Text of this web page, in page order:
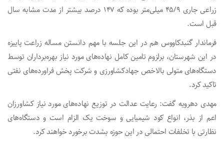
زراعی جاری ۴۵/۹ میلی‌متر بوده که ۱۴۷ درصد بیشتر از مدت مشابه سال
قبل است.
فرماندار گنبدکاووس هم در این جلسه با مهم دانستن مساله زراعت پاییزه
در این شهرستان، برلزوم تامین کامل نهاده‌های مورد نیاز بهره‌برداران توسط
دستگاه‌های متولی بالاخص جهادکشاورزی و شرکت پخش فراورده‌های نفتی
تاکید کرد.
مهدی دهرویه گفت: رعایت عدالت در توزیع نهاده‌های مورد نیاز کشاورزان
اعم از بذر، انواع کود شیمیایی و سوخت یک الزام است و دستگاه‌های
نظارتی با تخلفات احتمالی در این حوزه بشدت برخورد خواهند کرد.